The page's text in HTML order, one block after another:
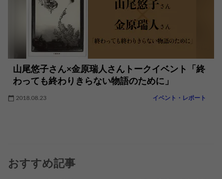
山尾悠子さん×金原瑞人さんトークイベント「終
わっても終わりきらない物語のために」
2018.08.23 イベント・レポート
おすすめ記事